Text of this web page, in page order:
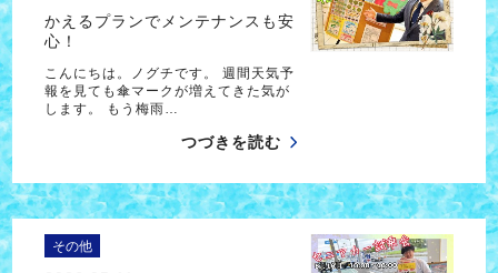
かえるプランでメンテナンスも安
心！
こんにちは。ノグチです。 週間天気予
報を見ても傘マークが増えてきた気が
します。 もう梅雨…
つづきを読む
その他